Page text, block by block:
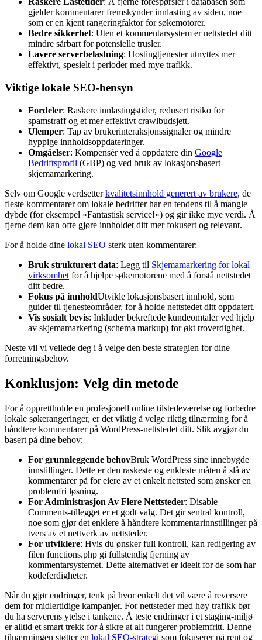
gjelder kommentarer fremskynder innlasting av siden, noe
som er en kjent rangeringfaktor for søkemotorer.
Bedre sikkerhet: Uten et kommentarsystem er nettstedet ditt
mindre sårbart for potensielle trusler.
Lavere serverbelastning: Hostingtjenester utnyttes mer
effektivt, spesielt i perioder med mye trafikk.
Viktige lokale SEO-hensyn
Fordeler: Raskere innlastingstider, redusert risiko for
spamstraff og et mer effektivt crawlbudsjett.
Ulemper: Tap av brukerinteraksjonssignaler og mindre
hyppige innholdsoppdateringer.
Omgåelser: Kompensér ved å oppdatere din Google
Bedriftsprofil (GBP) og ved bruk av lokasjonsbasert
skjemamarkering.
Selv om Google verdsetterkvalitetsinnhold generert av brukere, de
fleste kommentarer om lokale bedrifter har en tendens til å mangle
dybde (for eksempel «Fantastisk service!») og gir ikke mye verdi. Å
fjerne dem kan ofte gjøre innholdet ditt mer fokusert og relevant.
For å holde dine lokal SEO sterk uten kommentarer:
Bruk strukturert data: Legg til Skjemamarkering for lokal
virksomhet for å hjelpe søkemotorene med å forstå nettstedet
ditt bedre.
Fokus på innholdUtvikle lokasjonsbasert innhold, som
guider til tjenesteområder, for å holde nettstedet ditt oppdatert.
Vis sosialt bevis: Inkluder bekreftede kundeomtaler ved hjelp
av skjemamarkering (schema markup) for økt troverdighet.
Neste vil vi veilede deg i å velge den beste strategien for dine
forretningsbehov.
Konklusjon: Velg din metode
For å opprettholde en profesjonell online tilstedeværelse og forbedre
lokale søkerangeringer, er det viktig å velge riktig tilnærming for å
håndtere kommentarer på WordPress-nettstedet ditt. Slik avgjør du
basert på dine behov:
For grunnleggende behovBruk WordPress sine innebygde
innstillinger. Dette er den raskeste og enkleste måten å slå av
kommentarer på for eiere av et enkelt nettsted som ønsker en
problemfri løsning.
For Administrasjon Av Flere Nettsteder: Disable
Comments-tillegget er et godt valg. Det gir sentral kontroll,
noe som gjør det enklere å håndtere kommentarinnstillinger på
tvers av et nettverk av nettsteder.
For utviklere: Hvis du ønsker full kontroll, kan redigering av
filen functions.php gi fullstendig fjerning av
kommentarsystemet. Dette alternativet er ideelt for de som har
kodeferdigheter.
Når du gjør endringer, tenk på hvor enkelt det vil være å reversere
dem for midlertidige kampanjer. For nettsteder med høy trafikk bør
du ha serverens ytelse i tankene. Å teste endringer i et staging-miljø
er alltid et smart trekk for å sikre at alt fungerer problemfritt. Denne
tilnærmingen støtter en lokal SEO-strategi som fokuserer på rent og